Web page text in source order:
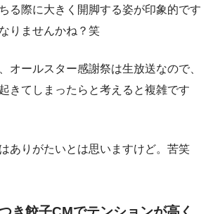
る際に大きく開脚する姿が印象的です
りませんかね？笑
オールスター感謝祭は生放送なので、
きてしまったらと考えると複雑です
ありがたいとは思いますけど。苦笑